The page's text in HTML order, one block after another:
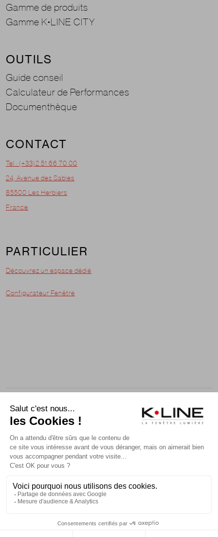
Gamme de produits
Gamme K•LINE CITY
OUTILS
Guide conseil
Calculateur de Performances
Documenthèque
CONTACT
Tel : (+33)2 51 66 70 00
24, Avenue des Sables
85500 Les Herbiers
France
PARTICULIER
Découvrez un espace dédié
Configurateur Fenêtre
© K-line 2021 - Tous droits réservés.
Informations légales
Politique de Confidentialité
Politique d'utilisation des cookies
Accessibilité : non conforme